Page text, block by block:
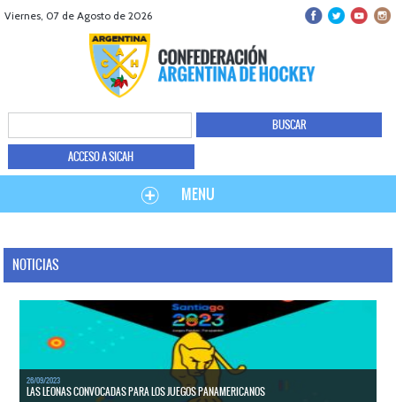
Viernes, 07 de Agosto de 2026
ACCESO A SICAH
MENU
NOTICIAS
26/09/2023
LAS LEONAS CONVOCADAS PARA LOS JUEGOS PANAMERICANOS